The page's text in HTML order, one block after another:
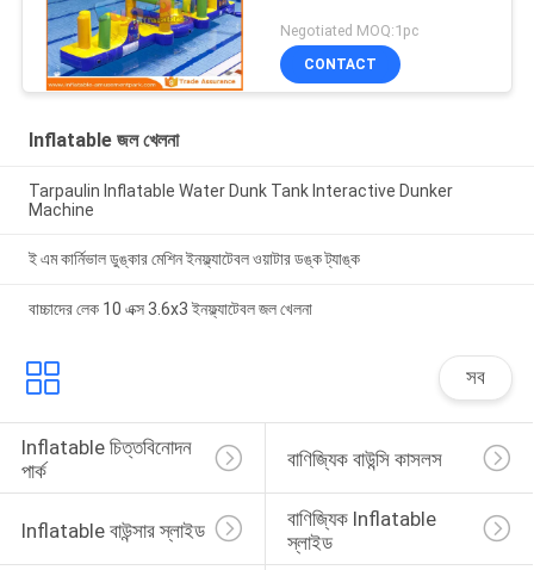
Negotiated MOQ:1pc
CONTACT
Inflatable জল খেলনা
Tarpaulin Inflatable Water Dunk Tank Interactive Dunker
Machine
ই এম কার্নিভাল ডুঙ্কার মেশিন ইনফ্ল্যাটেবল ওয়াটার ডঙ্ক ট্যাঙ্ক
বাচ্চাদের লেক 10 এক্স 3.6x3 ইনফ্ল্যাটেবল জল খেলনা
সব
Inflatable চিত্তবিনোদন
পার্ক
বাণিজ্যিক বাউন্সি কাসলস
Inflatable বাউন্সার স্লাইড
বাণিজ্যিক Inflatable
স্লাইড